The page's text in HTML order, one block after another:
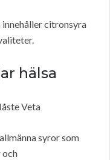
citronsyra
hälsa
Veta
syror som
och